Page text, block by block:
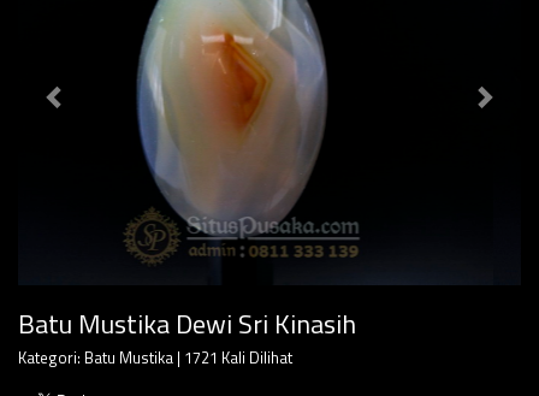
Batu Mustika Dewi Sri Kinasih
Kategori: Batu Mustika | 1721 Kali Dilihat